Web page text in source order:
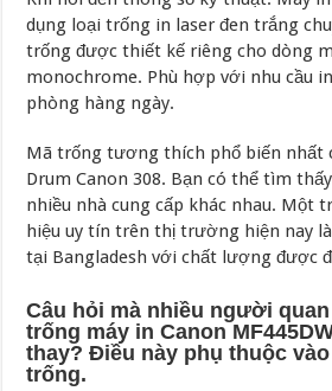
dụng loại trống in laser đen trắng
trống được thiết kế riêng cho dòng
monochrome. Phù hợp với nhu cầu
phòng hàng ngày.
Mã trống tương thích phổ biến nhất
Drum Canon 308. Bạn có thể tìm
nhiều nhà cung cấp khác nhau. Một
hiệu uy tín trên thị trường hiện nay
tại Bangladesh với chất lượng được
Câu hỏi mà nhiều người
trống máy in Canon
thay? Điều này phụ thuộc
trống.